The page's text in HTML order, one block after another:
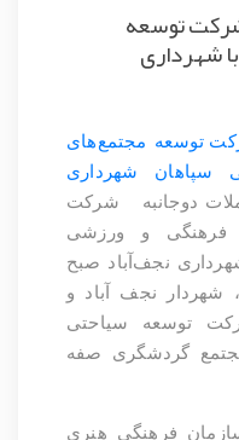
توسعه
توسعه مجتمع‌های
شهرداری
دوجانبه شرکت
و ورزشی
نجف‌آباد صبح
نجف آباد و
توسعه سیاحتی
گردشگری صفه
فرهنگی هنری